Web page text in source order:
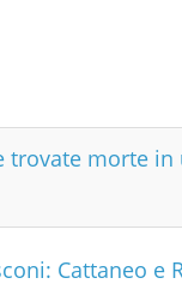
trovate morte
Cattaneo e